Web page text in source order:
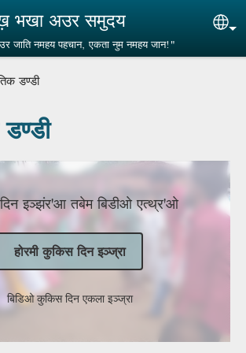
भखा अउर समुदय
जाति नमहय पहचान, एकता नुम नमहय जान!"
डण्डी
इञ्झंर'आ तबेम बिडीओ एत्थ्र'ओ
होरमी कुकिस दिन इञ्ज्रा
बिडिओ कुकिस दिन एकला इञ्ज्रा